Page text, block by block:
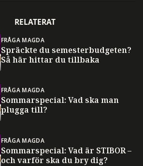
RELATERAT
FRÅGA MAGDA
Spräckte du semesterbudgeten?
Så här hittar du tillbaka
FRÅGA MAGDA
Sommarspecial: Vad ska man
plugga till?
FRÅGA MAGDA
Sommarspecial: Vad är STIBOR –
och varför ska du bry dig?